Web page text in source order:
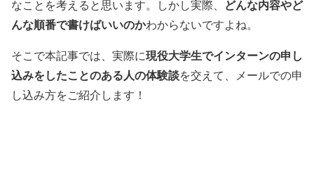
なことを考えると思います。しかし実際、 どんな内容やど
んな順番で書けばいいのかわからないですよね。
そこで本記事では、実際に現役大学生でインターンの申し
込みをしたことのある人の体験談を交えて、メールでの申
し込み方をご紹介します！